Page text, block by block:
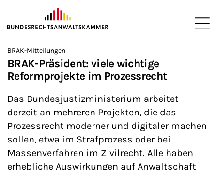
ZUM HAUPTINHALT SPRINGEN
Sie befinden sich hier:
>
Startseite
>
Newsroom
BRAK-Mitteilungen
BRAK-Präsident: viele wichtige
Reformprojekte im Prozessrecht
Das Bundesjustizministerium arbeitet
derzeit an mehreren Projekten, die das
Prozessrecht moderner und digitaler machen
sollen, etwa im Strafprozess oder bei
Massenverfahren im Zivilrecht. Alle haben
erhebliche Auswirkungen auf Anwaltschaft